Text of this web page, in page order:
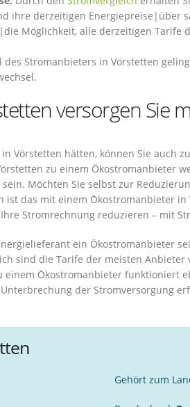
ihre derzeitigen Energiepreise|über
Möglichkeit, alle derzeitigen Tarife
des Stromanbieters in Vörstetten
versorgen Sie
Vörstetten hätten, können Sie auch
zu einem Ökostromanbieter
Möchten Sie selbst zur
ist das mit einem Ökostromanbieter
Stromrechnung reduzieren – mit
ein Ökostromanbieter
sind die Tarife der meisten
einem Ökostromanbieter funktioniert
der Stromversorgung
Gehört zum